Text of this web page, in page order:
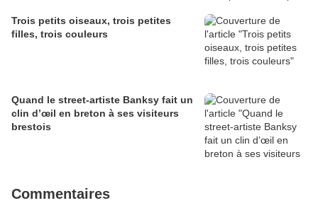
Trois petits oiseaux, trois petites
filles, trois couleurs
Quand le street-artiste Banksy fait un
clin d’œil en breton à ses visiteurs
brestois
Commentaires